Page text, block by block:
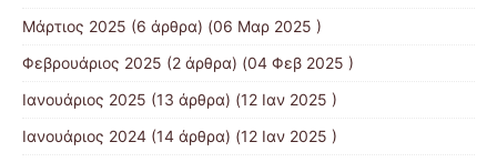
Μάρτιος 2025 (6 άρθρα) (06 Μαρ 2025 )
Φεβρουάριος 2025 (2 άρθρα) (04 Φεβ 2025 )
Ιανουάριος 2025 (13 άρθρα) (12 Ιαν 2025 )
Ιανουάριος 2024 (14 άρθρα) (12 Ιαν 2025 )